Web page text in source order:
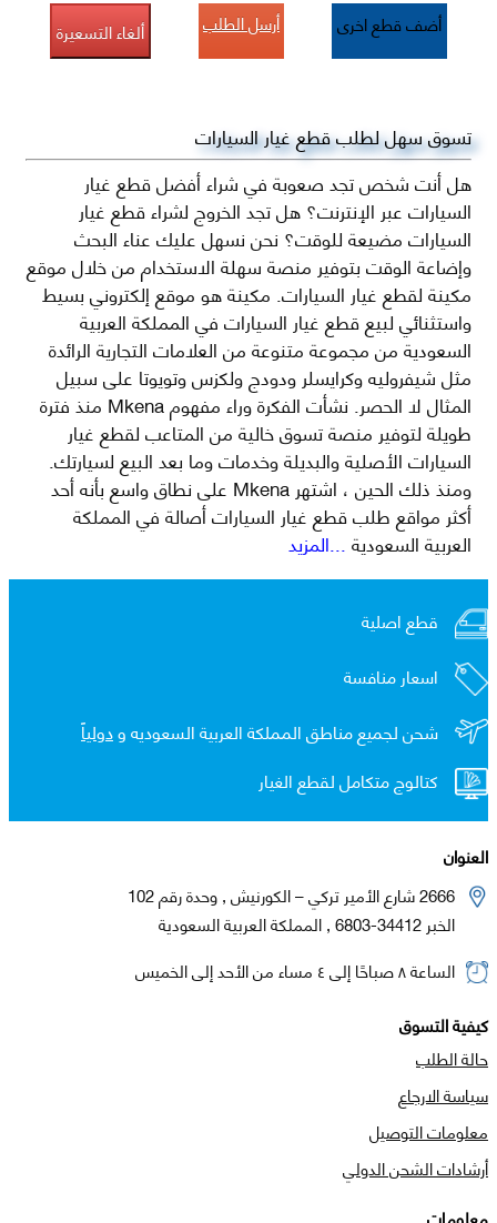
أضف قطع اخرى أرسل الطلب ألغاء التسعيرة
تسوق سهل لطلب قطع غيار السيارات
هل أنت شخص تجد صعوبة في شراء أفضل قطع غيار
السيارات عبر الإنترنت؟ هل تجد الخروج لشراء قطع غيار
السيارات مضيعة للوقت؟ نحن نسهل عليك عناء البحث
وإضاعة الوقت بتوفير منصة سهلة الاستخدام من خلال موقع
مكينة لقطع غيار السيارات. مكينة هو موقع إلكتروني بسيط
واستثنائي لبيع قطع غيار السيارات في المملكة العربية
السعودية من مجموعة متنوعة من العلامات التجارية الرائدة
مثل شيفروليه وكرايسلر ودودج ولكزس وتويوتا على سبيل
المثال لا الحصر. نشأت الفكرة وراء مفهوم Mkena منذ فترة
طويلة لتوفير منصة تسوق خالية من المتاعب لقطع غيار
السيارات الأصلية والبديلة وخدمات وما بعد البيع لسيارتك.
ومنذ ذلك الحين ، اشتهر Mkena على نطاق واسع بأنه أحد
أكثر مواقع طلب قطع غيار السيارات أصالة في المملكة
العربية السعودية...المزيد
قطع اصلية
اسعار منافسة
شحن لجميع مناطق المملكة العربية السعوديه ودولياً
كتالوج متكامل لقطع الغيار
العنوان
2666 شارع الأمير تركي – الكورنيش , وحدة رقم 102
الخبر 34412-6803 , المملكة العربية السعودية
الساعة ٨ صباحًا إلى ٤ مساء من الأحد إلى الخميس
كيفية التسوق
حالة الطلب
سياسة الارجاع
معلومات التوصيل
أرشادات الشحن الدولي